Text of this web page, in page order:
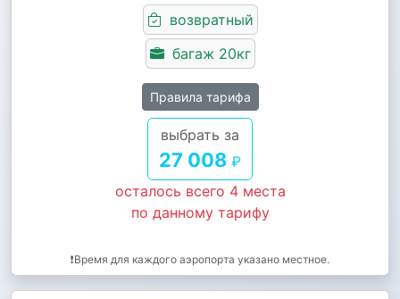
возвратный
багаж 20кг
Правила тарифа
выбрать за
27 008 ₽
осталось всего 4 места
по данному тарифу
❗Время для каждого аэропорта указано местное.